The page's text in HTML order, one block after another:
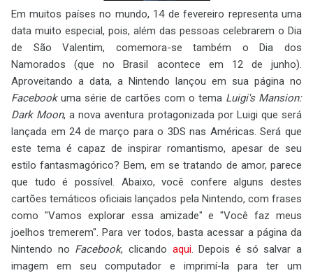
Em muitos países no mundo, 14 de fevereiro representa uma
data muito especial, pois, além das pessoas celebrarem o Dia
de São Valentim, comemora-se também o Dia dos
Namorados (que no Brasil acontece em 12 de junho).
Aproveitando a data, a Nintendo lançou em sua página no
Facebookuma série de cartões com o tema Luigi's Mansion:
Dark Moon, a nova aventura protagonizada por Luigi que será
lançada em 24 de março para o 3DS nas Américas. Será que
este tema é capaz de inspirar romantismo, apesar de seu
estilo fantasmagórico? Bem, em se tratando de amor, parece
que tudo é possível. Abaixo, você confere alguns destes
cartões temáticos oficiais lançados pela Nintendo, com frases
como "Vamos explorar essa amizade" e "Você faz meus
joelhos tremerem". Para ver todos, basta acessar a página da
Nintendo no Facebook, clicando aqui. Depois é só salvar a
imagem em seu computador e imprimí-la para ter um